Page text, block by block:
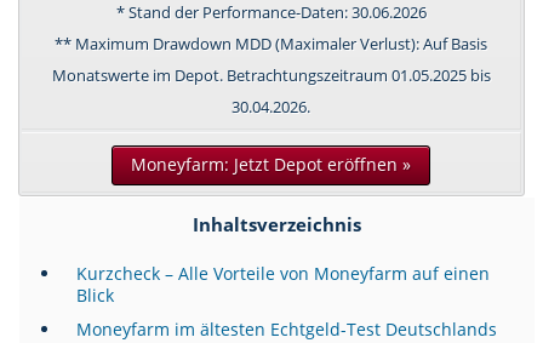
* Stand der Performance-Daten: 30.06.2026
** Maximum Drawdown MDD (Maximaler Verlust): Auf Basis
Monatswerte im Depot. Betrachtungszeitraum 01.05.2025 bis
30.04.2026.
Moneyfarm: Jetzt Depot eröffnen »
Inhaltsverzeichnis
Kurzcheck – Alle Vorteile von Moneyfarm auf einen
Blick
Moneyfarm im ältesten Echtgeld-Test Deutschlands